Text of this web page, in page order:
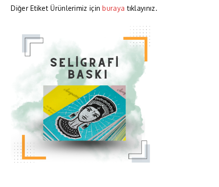
Diğer Etiket Ürünlerimiz içinburaya tıklayınız.